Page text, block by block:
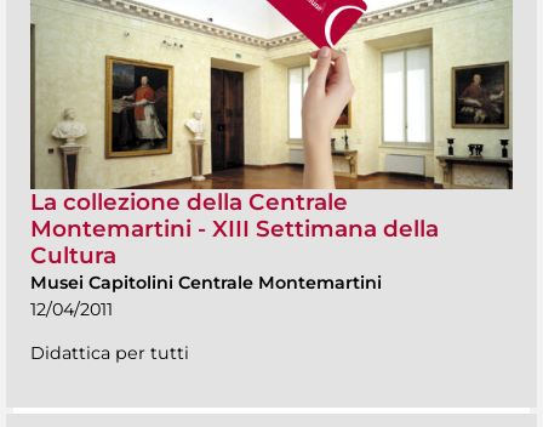
La collezione della Centrale
Montemartini - XIII Settimana della
Cultura
Musei Capitolini Centrale Montemartini
12/04/2011
Didattica per tutti